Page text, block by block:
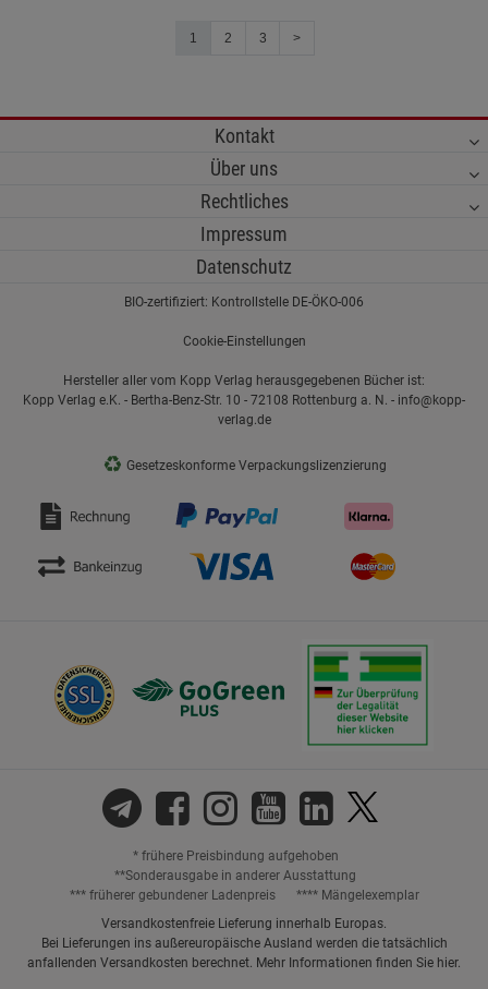
1 2 3 >
Kontakt
Über uns
Rechtliches
Impressum
Datenschutz
BIO-zertifiziert: Kontrollstelle DE-ÖKO-006
Cookie-Einstellungen
Hersteller aller vom Kopp Verlag herausgegebenen Bücher ist:
Kopp Verlag e.K. - Bertha-Benz-Str. 10 - 72108 Rottenburg a. N. - info@kopp-
verlag.de
♻ Gesetzeskonforme Verpackungslizenzierung
* frühere Preisbindung aufgehoben
**Sonderausgabe in anderer Ausstattung
*** früherer gebundener Ladenpreis
**** Mängelexemplar
Versandkostenfreie Lieferung innerhalb Europas.
Bei Lieferungen ins außereuropäische Ausland werden die tatsächlich
anfallenden Versandkosten berechnet. Mehr Informationen finden Sie hier.